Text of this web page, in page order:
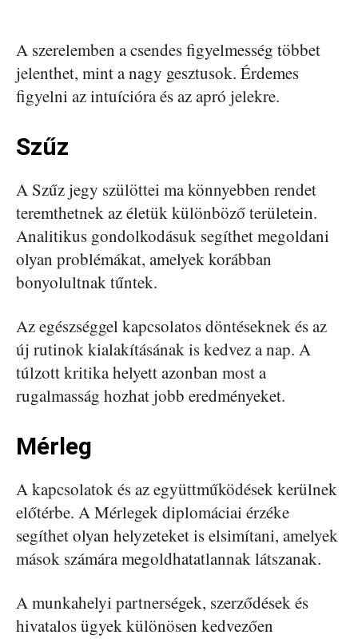
A szerelemben a csendes figyelmesség többet
jelenthet, mint a nagy gesztusok. Érdemes
figyelni az intuícióra és az apró jelekre.
Szűz
A Szűz jegy szülöttei ma könnyebben rendet
teremthetnek az életük különböző területein.
Analitikus gondolkodásuk segíthet megoldani
olyan problémákat, amelyek korábban
bonyolultnak tűntek.
Az egészséggel kapcsolatos döntéseknek és az
új rutinok kialakításának is kedvez a nap. A
túlzott kritika helyett azonban most a
rugalmasság hozhat jobb eredményeket.
Mérleg
A kapcsolatok és az együttműködések kerülnek
előtérbe. A Mérlegek diplomáciai érzéke
segíthet olyan helyzeteket is elsimítani, amelyek
mások számára megoldhatatlannak látszanak.
A munkahelyi partnerségek, szerződések és
hivatalos ügyek különösen kedvezően